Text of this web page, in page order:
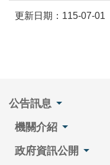
更新日期：115-07-01
公告訊息
機關介紹
政府資訊公開